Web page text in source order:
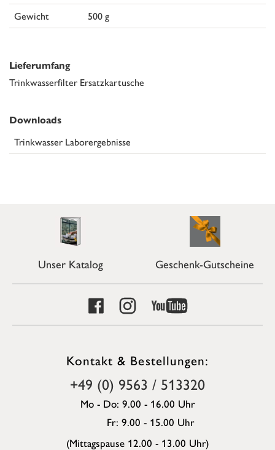
Gewicht
500 g
Lieferumfang
Trinkwasserfilter Ersatzkartusche
Downloads
Trinkwasser Laborergebnisse
Unser Katalog Geschenk-Gutscheine
Kontakt & Bestellungen:
+49 (0) 9563 / 513320
Mo - Do: 9.00 - 16.00 Uhr
Fr: 9.00 - 15.00 Uhr
(Mittagspause 12.00 - 13.00 Uhr)